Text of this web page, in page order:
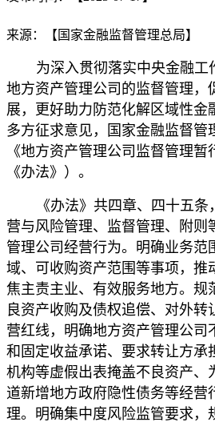
来源：【国家金融监督管理总局】
为深入贯彻落实中央金融工
地方资产管理公司的监督管理，
展，更好助力防范化解区域性金
多方征求意见，国家金融监督管
《地方资产管理公司监督管理
《办法》）。
《办法》共四章、四十五
营与风险管理、监督管理、附则
管理公司经营行为。明确业务范
域、可收购资产范围等事项，推
焦主责主业、有效服务地方。规
良资产收购及债权追偿、对外转
营红线，明确地方资产管理公司
和固定收益承诺、要求转让方承
机构等虚假出表掩盖不良资产、
道新增地方政府隐性债务等经营
理。明确集中度风险监管要求，